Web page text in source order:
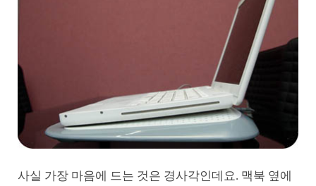
사실 가장 마음에 드는 것은 경사각인데요. 맥북 옆에